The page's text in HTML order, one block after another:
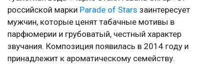
российской марки Parade of Stars заинтересует
мужчин, которые ценят табачные мотивы в
парфюмерии и грубоватый, честный характер
звучания. Композиция появилась в 2014 году и
принадлежит к ароматическому семейству.